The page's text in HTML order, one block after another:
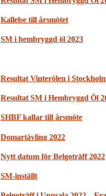
Kallelse till årsmötet
SM i hembryggd öl 2023
Resultat Vinterölen i
Resultat SM i Hembryggd Öl
SHBF kallar till årsmöte
Domartävling 2022
Nytt datum för Belgoträff 2022
SM-inställt